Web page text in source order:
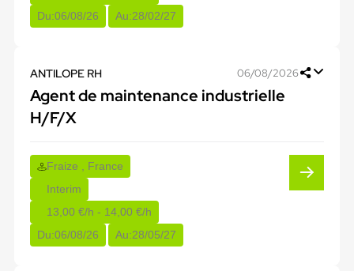
Du:06/08/26 Au:28/02/27
ANTILOPE RH 06/08/2026
Agent de maintenance industrielle
H/F/X
Fraize , France
Interim
13,00 €/h - 14,00 €/h
Du:06/08/26 Au:28/05/27